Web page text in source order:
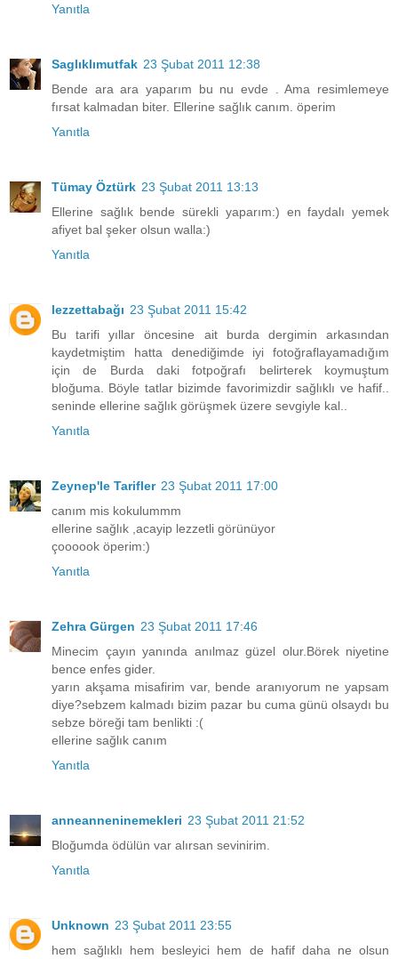
Yanıtla
Saglıklımutfak 23 Şubat 2011 12:38
Bende ara ara yaparım bu nu evde . Ama resimlemeye
fırsat kalmadan biter. Ellerine sağlık canım. öperim
Yanıtla
Tümay Öztürk 23 Şubat 2011 13:13
Ellerine sağlık bende sürekli yaparım:) en faydalı yemek
afiyet bal şeker olsun walla:)
Yanıtla
lezzettabağı 23 Şubat 2011 15:42
Bu tarifi yıllar öncesine ait burda dergimin arkasından
kaydetmiştim hatta denediğimde iyi fotoğraflayamadığım
için de Burda daki fotpoğrafı belirterek koymuştum
bloğuma. Böyle tatlar bizimde favorimizdir sağlıklı ve hafif..
seninde ellerine sağlık görüşmek üzere sevgiyle kal..
Yanıtla
Zeynep'le Tarifler 23 Şubat 2011 17:00
canım mis kokulummm
ellerine sağlık ,acayip lezzetli görünüyor
çoooook öperim:)
Yanıtla
Zehra Gürgen 23 Şubat 2011 17:46
Minecim çayın yanında anılmaz güzel olur.Börek niyetine
bence enfes gider.
yarın akşama misafirim var, bende aranıyorum ne yapsam
diye?sebzem kalmadı bizim pazar bu cuma günü olsaydı bu
sebze böreği tam benlikti :(
ellerine sağlık canım
Yanıtla
anneanneninemekleri 23 Şubat 2011 21:52
Bloğumda ödülün var alırsan sevinirim.
Yanıtla
Unknown 23 Şubat 2011 23:55
hem sağlıklı hem besleyici hem de hafif daha ne olsun